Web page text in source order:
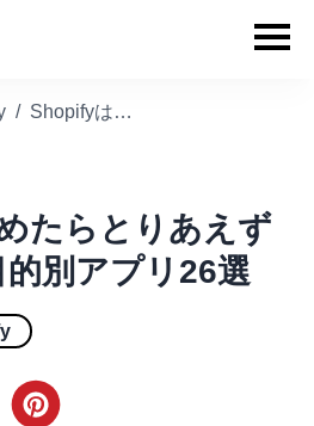
/ Shopifyはじめたらとりあえず入れておく目的別アプリ26選
たらとりあえず
別アプリ26選